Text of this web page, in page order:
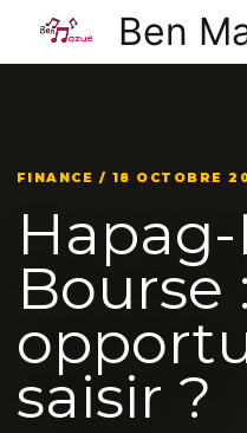
contenu
Ben
FINANCE / 18 OCTOBRE
Bourse
saisir ?